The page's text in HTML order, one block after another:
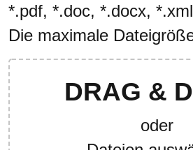
*.pdf, *.doc, *.docx,
Die maximale
DRAG &
oder